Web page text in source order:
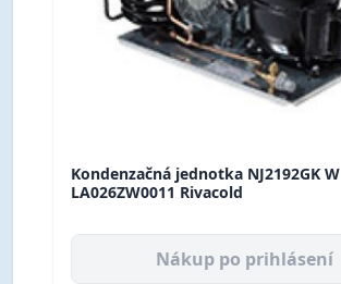
Kondenzačná jednotka NJ2192GK W
LA026ZW0011 Rivacold
Nákup po prihlásení